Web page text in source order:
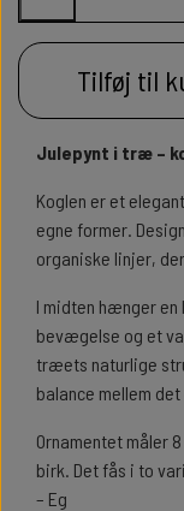
Tilføj til
Julepynt i træ –
Koglen er et
egne former.
organiske linjer,
I midten hænger
bevægelse og et
træets naturlige
balance mellem
Ornamentet måler
birk. Det fås i to
– Eg